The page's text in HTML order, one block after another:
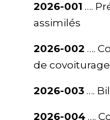
2026-001 ….
assimilés
2026-002 ….
de covoiturage
2026-003 ….
2026-004 ….